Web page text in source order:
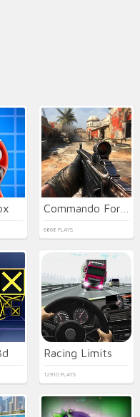
Commando Force 2
6868 PLAYS
Racing Limits
12910 PLAYS